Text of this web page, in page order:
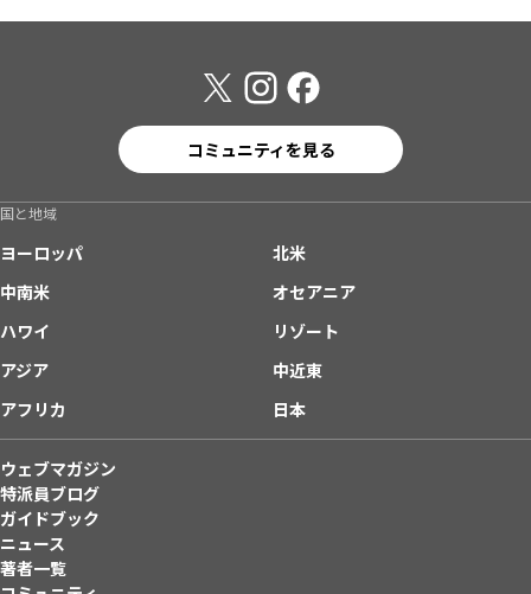
コミュニティを見る
国と地域
ヨーロッパ
北米
中南米
オセアニア
ハワイ
リゾート
アジア
中近東
アフリカ
日本
ウェブマガジン
特派員ブログ
ガイドブック
ニュース
著者一覧